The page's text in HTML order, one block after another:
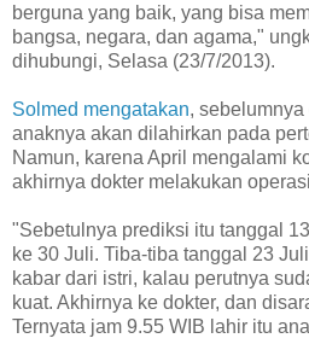
berguna yang baik, yang bisa
bangsa, negara, dan agama,"
dihubungi, Selasa (23/7/2013).
Solmed mengatakan,
anaknya akan dilahirkan pada
Namun, karena April mengalami
akhirnya dokter melakukan operasi
"Sebetulnya prediksi itu tanggal
ke 30 Juli. Tiba-tiba tanggal 23
kabar dari istri, kalau perutnya
kuat. Akhirnya ke dokter, dan
Ternyata jam 9.55 WIB lahir itu